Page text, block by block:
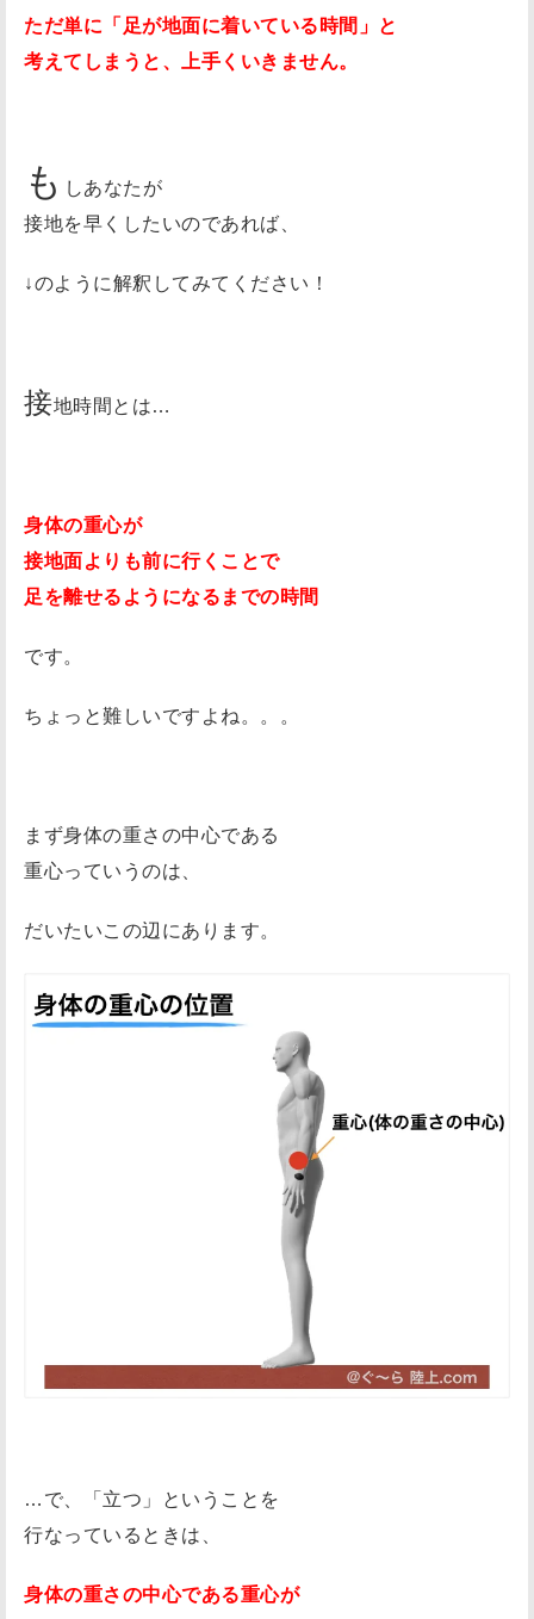
の
切
は
超
事
事
ただ単に「足が地面に着いている時間」と
考えてしまうと、上手くいきません。
も しあなたが
接地を早くしたいのであれば、
↓のように解釈してみてください！
接地時間とは…
身体の重心が
接地面よりも前に行くことで
足を離せるようになるまでの時間
です。
ちょっと難しいですよね。。。
まず身体の重さの中心である
重心っていうのは、
だいたいこの辺にあります。
…で、「立つ」ということを
行なっているときは、
身体の重さの中心である重心が